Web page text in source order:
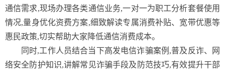
通信需求,现场办理各类通信业务,一对一为职工分析套餐使用
情况,量身优化资费方案,细致解读专属消费补贴、宽带优惠等
惠民政策,切实帮助大家降低通信消费成本。
同时,工作人员结合当下高发电信诈骗案例,普及反诈、网
络安全防护知识,讲解常见诈骗手段及防范技巧,有效提升干部